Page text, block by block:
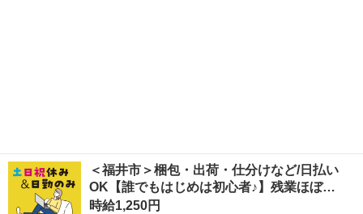
＜福井市＞梱包・出荷・仕分けなど/日払い
OK【誰でもはじめは初心者♪】残業ほぼ…
時給1,250円